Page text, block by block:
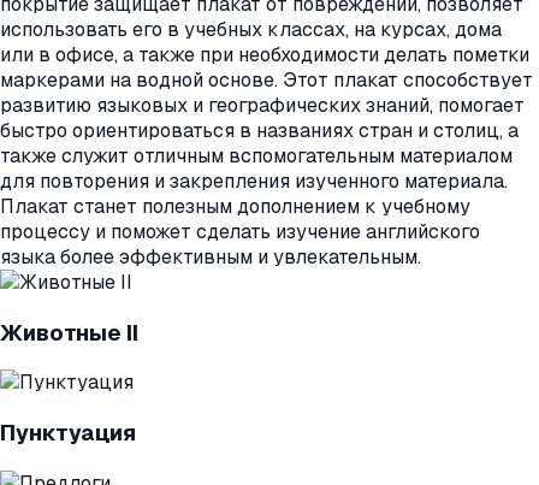
использовать его в учебных классах, на курсах, дома
или в офисе, а также при необходимости делать пометки
маркерами на водной основе. Этот плакат способствует
развитию языковых и географических знаний, помогает
быстро ориентироваться в названиях стран и столиц, а
также служит отличным вспомогательным материалом
для повторения и закрепления изученного материала.
Плакат станет полезным дополнением к учебному
процессу и поможет сделать изучение английского
языка более эффективным и увлекательным.
Животные II
Пунктуация